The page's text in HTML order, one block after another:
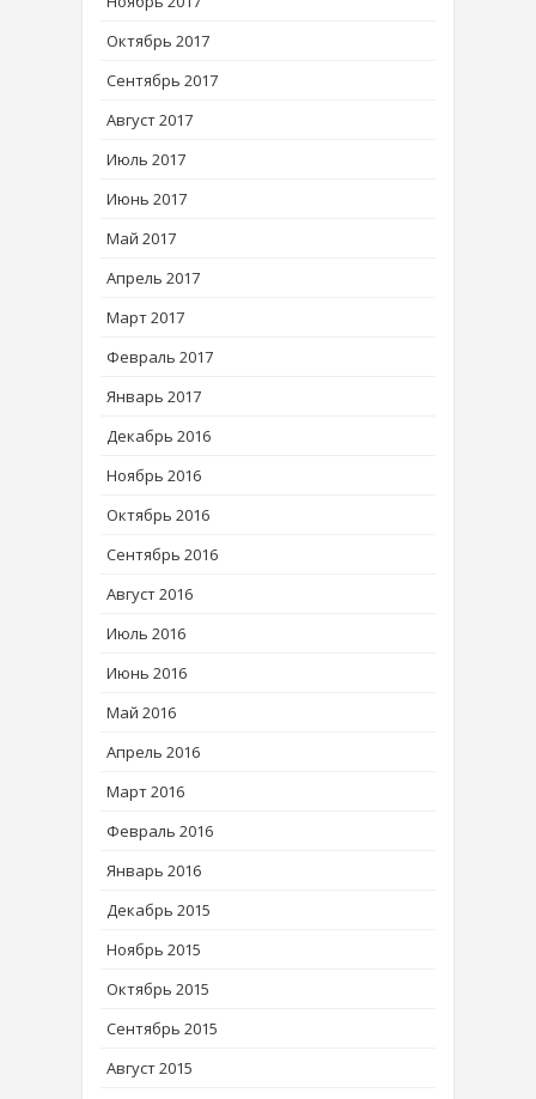
Октябрь 2017
Сентябрь 2017
Август 2017
Июль 2017
Июнь 2017
Май 2017
Апрель 2017
Март 2017
Февраль 2017
Январь 2017
Декабрь 2016
Ноябрь 2016
Октябрь 2016
Сентябрь 2016
Август 2016
Июль 2016
Июнь 2016
Май 2016
Апрель 2016
Март 2016
Февраль 2016
Январь 2016
Декабрь 2015
Ноябрь 2015
Октябрь 2015
Сентябрь 2015
Август 2015